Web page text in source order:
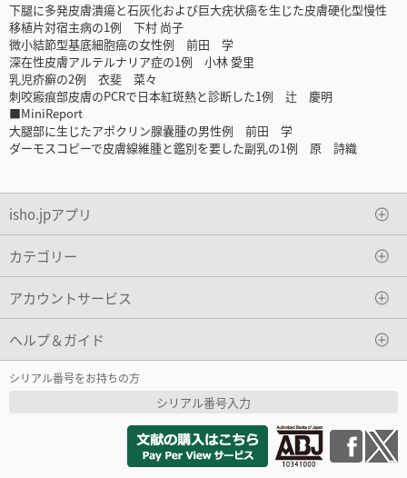
下腿に多発皮膚潰瘍と石灰化および巨大疣状癌を生じた皮膚硬化型慢性
移植片対宿主病の1例 下村 尚子
微小結節型基底細胞癌の女性例 前田 学
深在性皮膚アルテルナリア症の1例 小林 愛里
乳児疥癬の2例 衣斐 菜々
刺咬瘢痕部皮膚のPCRで日本紅斑熱と診断した1例 辻 慶明
■MiniReport
大腿部に生じたアポクリン腺囊腫の男性例 前田 学
ダーモスコピーで皮膚線維腫と鑑別を要した副乳の1例 原 詩織
isho.jpアプリ
カテゴリー
アカウントサービス
ヘルプ＆ガイド
シリアル番号をお持ちの方
シリアル番号入力